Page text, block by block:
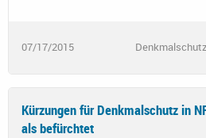
07/17/2015 Denkmalschutz
Kürzungen für Denkmalschutz in
als befürchtet